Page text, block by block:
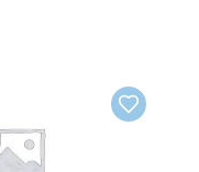
Add to